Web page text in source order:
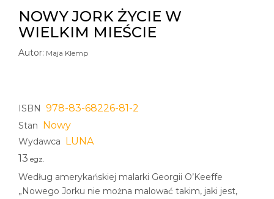
NOWY JORK ŻYCIE W
WIELKIM MIEŚCIE
Autor: Maja Klemp
ISBN 978-83-68226-81-2
Stan Nowy
Wydawca LUNA
13 egz.
Według amerykańskiej malarki Georgii O’Keeffe
„Nowego Jorku nie można malować takim, jaki jest,